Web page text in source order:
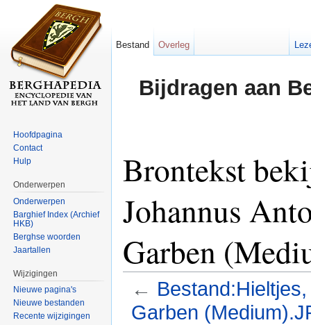
Bijdragen aan
Brontekst
Johannus
Garben
←
Garben
Bestand Overleg
Hoofdpagina
Contact
Hulp
Onderwerpen
Onderwerpen
Barghief Index (Archief
HKB)
Berghse woorden
Jaartallen
Wijzigingen
Nieuwe pagina's
Nieuwe bestanden
Recente wijzigingen